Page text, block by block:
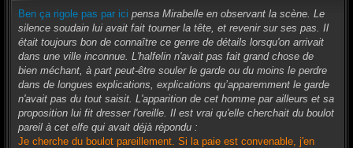
s
a
e
Ben ça rigole pas par ici pensa Mirabelle en observant la scène. Le
silence soudain lui avait fait tourner la tête, et revenir sur ses pas. Il
était toujours bon de connaître ce genre de détails lorsqu'on arrivait
dans une ville inconnue. L'halfelin n'avait pas fait grand chose de
bien méchant, à part peut-être souler le garde ou du moins le perdre
dans de longues explications, explications qu’apparemment le garde
n'avait pas du tout saisit. L'apparition de cet homme par ailleurs et sa
proposition lui fit dresser l'oreille. Il est vrai qu'elle cherchait du boulot
pareil à cet elfe qui avait déjà répondu :
Je cherche du boulot pareillement. Si la paie est convenable, j'en